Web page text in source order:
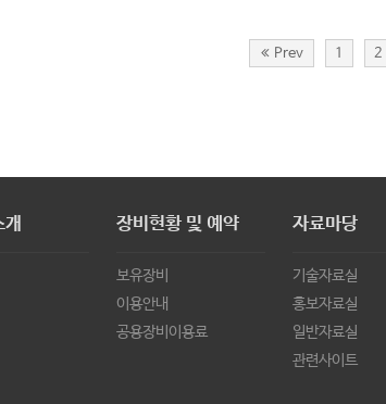
Prev 1 2
장비현황 및 예약
보유장비
이용안내
공용장비이용료
자료마당
기술자료실
홍보자료실
일반자료실
관련사이트